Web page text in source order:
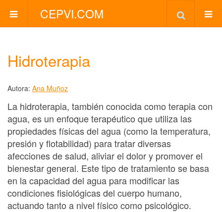
CEPVI.COM
Hidroterapia
Autora: Ana Muñoz
La hidroterapia, también conocida como terapia con
agua, es un enfoque terapéutico que utiliza las
propiedades físicas del agua (como la temperatura,
presión y flotabilidad) para tratar diversas
afecciones de salud, aliviar el dolor y promover el
bienestar general. Este tipo de tratamiento se basa
en la capacidad del agua para modificar las
condiciones fisiológicas del cuerpo humano,
actuando tanto a nivel físico como psicológico.